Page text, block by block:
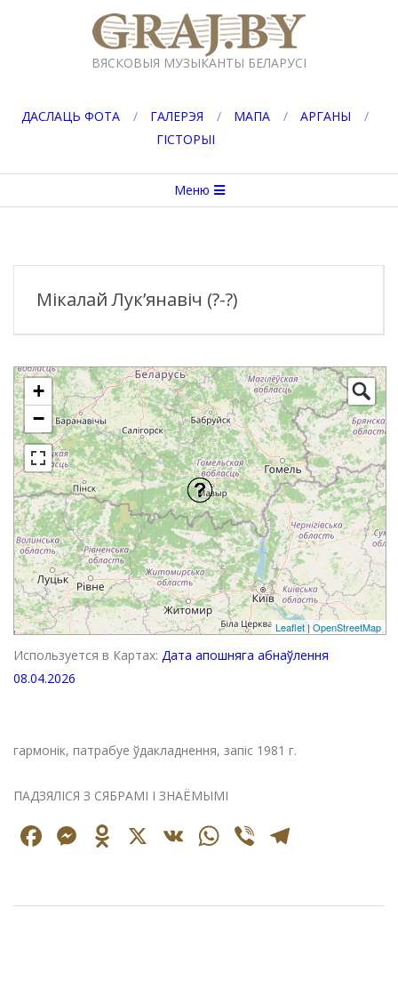
GRAJ.BY
ВЯСКОВЫЯ МУЗЫКАНТЫ БЕЛАРУСІ
ДАСЛАЦЬ ФОТА ГАЛЕРЭЯ МАПА
АРГАНЫ
ГІСТОРЫІ
меню
Меню
Мікалай Лук’янавіч (?-?)
+
−
Leaflet | OpenStreetMap
Используется в Картах: Дата апошняга абнаўлення
08.04.2026
гармонік, патрабуе ўдакладнення, запіс 1981 г.
ПАДЗЯЛІСЯ З СЯБРАМІ І ЗНАЁМЫМІ
Facebook
Messenger
Odnoklassniki
X VK WhatsApp
Viber